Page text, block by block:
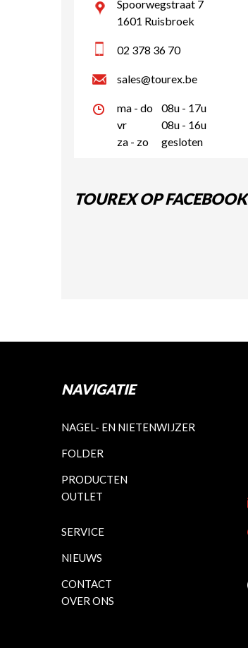
Spoorwegstraat 7
1601 Ruisbroek
02 378 36 70
sales@tourex.be
ma - do
08u - 17u
vr
08u - 16u
za - zo
gesloten
TOUREX OP FACEBOOK
NAVIGATIE
NAGEL- EN NIETENWIJZER
FOLDER
PRODUCTEN
OUTLET
SERVICE
NIEUWS
CONTACT
OVER ONS